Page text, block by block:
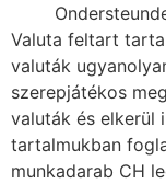
Valuta feltart
valuták
szerepjátékos
valuták és elkerül
tartalmukban
munkadarab CH